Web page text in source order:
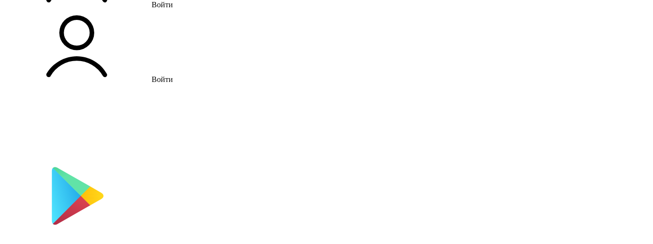
Войти
Войти